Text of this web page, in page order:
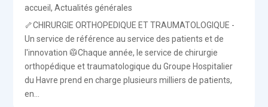
accueil,Actualités générales
🦴CHIRURGIE ORTHOPEDIQUE ET TRAUMATOLOGIQUE -
Un service de référence au service des patients et de
l'innovation 🥼Chaque année, le service de chirurgie
orthopédique et traumatologique du Groupe Hospitalier
du Havre prend en charge plusieurs milliers de patients,
en...